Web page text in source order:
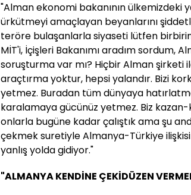
"Alman ekonomi bakanının ülkemizdeki
ürkütmeyi amaçlayan beyanlarını
teröre bulaşanlarla siyaseti lütfen
MİT'i, İçişleri Bakanımı aradım sordum,
soruşturma var mı? Hiçbir Alman şirketi
araçtırma yoktur, hepsi yalandır. Bizi
yetmez. Buradan tüm dünyaya
karalamaya gücünüz yetmez. Biz kazan-
onlarla bugüne kadar çalıştık ama şu
çekmek suretiyle Almanya-Türkiye
yanlış yolda gidiyor."
"ALMANYA KENDİNE ÇEKİDÜZEN